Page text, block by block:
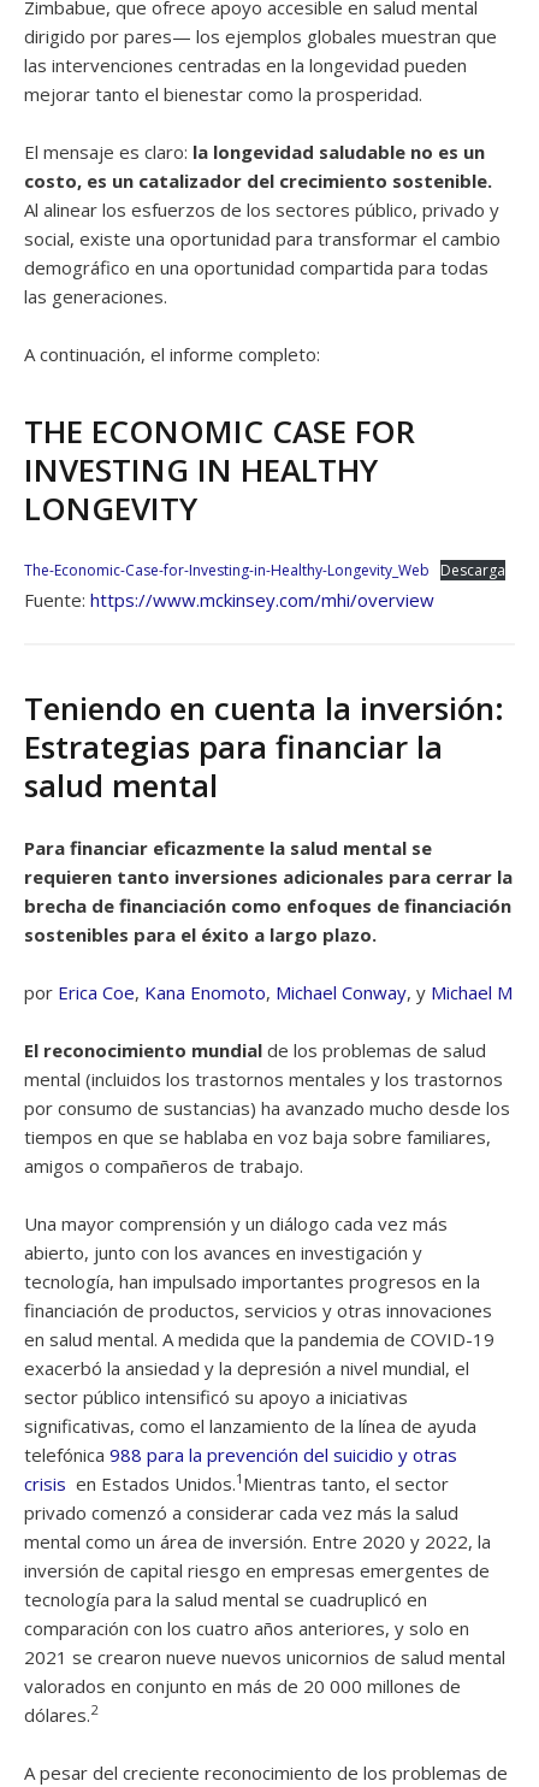
Zimbabue, que ofrece apoyo accesible en salud mental
dirigido por pares— los ejemplos globales muestran que
las intervenciones centradas en la longevidad pueden
mejorar tanto el bienestar como la prosperidad.
El mensaje es claro: la longevidad saludable no es un
costo, es un catalizador del crecimiento sostenible.
Al alinear los esfuerzos de los sectores público, privado y
social, existe una oportunidad para transformar el cambio
demográfico en una oportunidad compartida para todas
las generaciones.
A continuación, el informe completo:
THE ECONOMIC CASE FOR
INVESTING IN HEALTHY
LONGEVITY
The-Economic-Case-for-Investing-in-Healthy-Longevity_Web Descarga
Fuente: https://www.mckinsey.com/mhi/overview
Teniendo en cuenta la inversión:
Estrategias para financiar la
salud mental
Para financiar eficazmente la salud mental se
requieren tanto inversiones adicionales para cerrar la
brecha de financiación como enfoques de financiación
sostenibles para el éxito a largo plazo.
por Erica Coe, Kana Enomoto, Michael Conway, y Michael M
El reconocimiento mundial de los problemas de salud
mental (incluidos los trastornos mentales y los trastornos
por consumo de sustancias) ha avanzado mucho desde los
tiempos en que se hablaba en voz baja sobre familiares,
amigos o compañeros de trabajo.
Una mayor comprensión y un diálogo cada vez más
abierto, junto con los avances en investigación y
tecnología, han impulsado importantes progresos en la
financiación de productos, servicios y otras innovaciones
en salud mental. A medida que la pandemia de COVID-19
exacerbó la ansiedad y la depresión a nivel mundial, el
sector público intensificó su apoyo a iniciativas
significativas, como el lanzamiento de la línea de ayuda
telefónica 988 para la prevención del suicidio y otras
crisis en Estados Unidos.1 Mientras tanto, el sector
privado comenzó a considerar cada vez más la salud
mental como un área de inversión. Entre 2020 y 2022, la
inversión de capital riesgo en empresas emergentes de
tecnología para la salud mental se cuadruplicó en
comparación con los cuatro años anteriores, y solo en
2021 se crearon nueve nuevos unicornios de salud mental
valorados en conjunto en más de 20 000 millones de
dólares.2
A pesar del creciente reconocimiento de los problemas de